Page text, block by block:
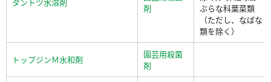
剤
ぶらな科葉菜類
（ただし、なばな
類を除く）
トップジンＭ水和剤
園芸用殺菌
剤